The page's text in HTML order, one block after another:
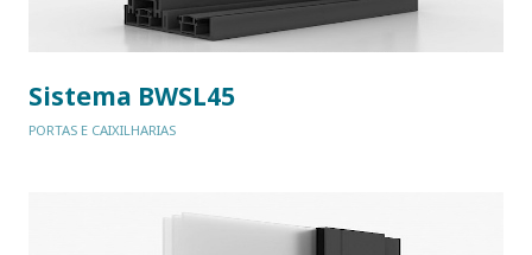
Sistema BWSL45
PORTAS E CAIXILHARIAS